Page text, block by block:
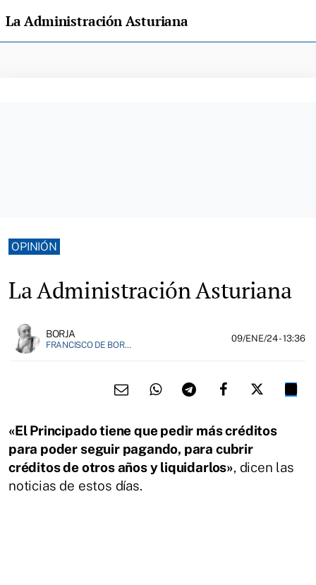
La Administración Asturiana
OPINIÓN
La Administración Asturiana
BORJA
FRANCISCO DE BORJA MÁRQUEZ, FUNDADOR DE EL FIELATO
09/ENE/24- 13:36
«El Principado tiene que pedir más créditos
para poder seguir pagando, para cubrir
créditos de otros años y liquidarlos», dicen las
noticias de estos días.